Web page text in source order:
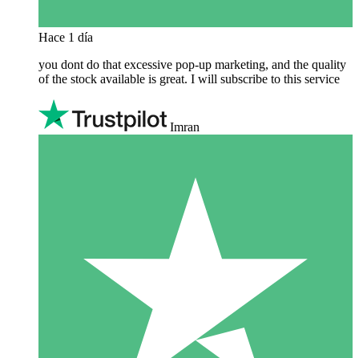
Hace 1 día
you dont do that excessive pop-up marketing, and the quality
of the stock available is great. I will subscribe to this service
Imran